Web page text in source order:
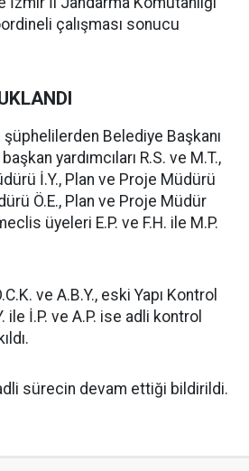
çalışması sonucu
Belediye Başkanı
yardımcıları R.S. ve M.T.,
İ.Y., Plan ve Proje Müdürü
Ö.E., Plan ve Proje Müdür
üyeleri E.P. ve F.H. ile M.P.
ve A.B.Y., eski Yapı Kontrol
ile İ.P. ve A.P. ise adli kontrol
sürecin devam ettiği bildirildi.